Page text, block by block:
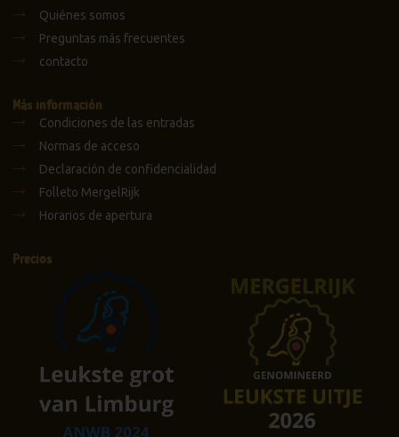
Quiénes somos
Preguntas más frecuentes
contacto
Más información
Condiciones de las entradas
Normas de acceso
Declaración de confidencialidad
Folleto MergelRijk
Horarios de apertura
Precios